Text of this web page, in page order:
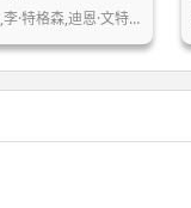
·特格森,迪恩·文特…